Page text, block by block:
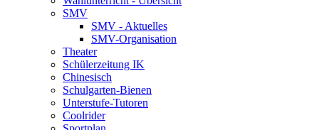
SMV
SMV - Aktuelles
SMV-Organisation
Theater
Schülerzeitung IK
Chinesisch
Schulgarten-Bienen
Unterstufe-Tutoren
Coolrider